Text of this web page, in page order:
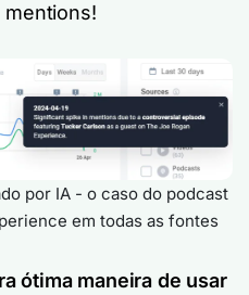
mentions!
por IA - o caso do podcast
em todas as fontes
ótima maneira de usar